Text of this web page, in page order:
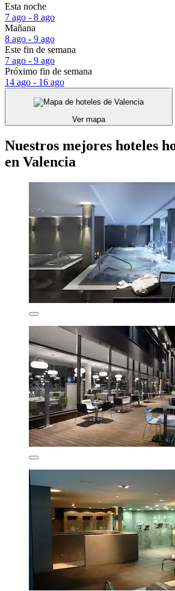
Esta noche
7 ago - 8 ago
Mañana
8 ago - 9 ago
Este fin de semana
7 ago - 9 ago
Próximo fin de semana
14 ago - 16 ago
Ver mapa
Nuestros mejores hoteles
en Valencia